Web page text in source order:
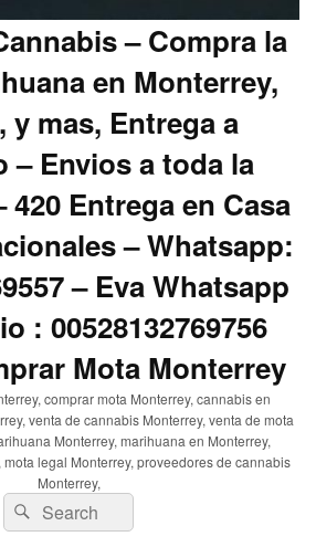
– Compra la
en Monterrey,
y mas, Entrega a
– Envios a toda la
420 Entrega en Casa
– Whatsapp:
– Eva Whatsapp
: 00528132769756
Mota Monterrey
comprar mota Monterrey, cannabis en
venta de cannabis Monterrey, venta de mota
Monterrey, marihuana en Monterrey,
legal Monterrey, proveedores de cannabis
Monterrey,
Search
for:
Search